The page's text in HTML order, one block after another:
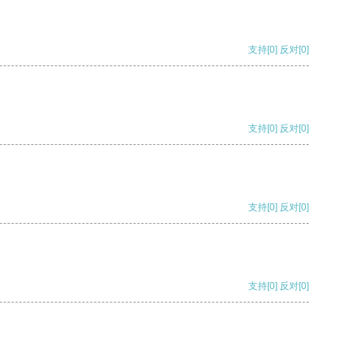
支持[0] 反对[0]
支持[0] 反对[0]
支持[0] 反对[0]
支持[0] 反对[0]